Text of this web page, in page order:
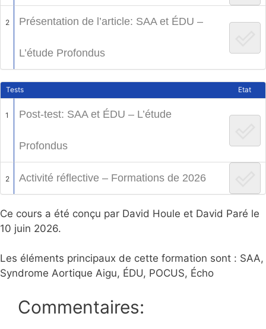
2 Présentation de l’article: SAA et ÉDU –
L’étude Profondus
Tests Etat
1 Post-test: SAA et ÉDU – L’étude
Profondus
2 Activité réflective – Formations de 2026
Ce cours a été conçu par David Houle et David Paré le
10 juin 2026.
Les éléments principaux de cette formation sont : SAA,
Syndrome Aortique Aigu, ÉDU, POCUS, Écho
Commentaires: